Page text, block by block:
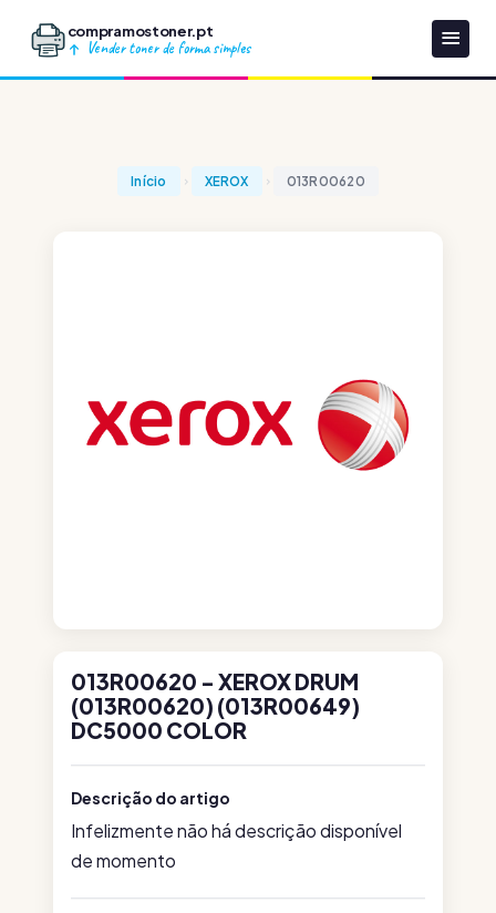
compramostoner.pt
Vender toner de forma simples
Início XEROX 013R00620
013R00620 - XEROX DRUM
(013R00620) (013R00649)
DC5000 COLOR
Descrição do artigo
Infelizmente não há descrição disponível
de momento